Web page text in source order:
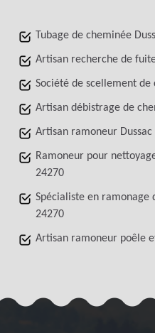
Tubage de cheminée
Artisan recherche de
Société de scellement de
Artisan débistrage de
Artisan ramoneur Dussac
Ramoneur pour
24270
Spécialiste en ramonage
24270
Artisan ramoneur poêle